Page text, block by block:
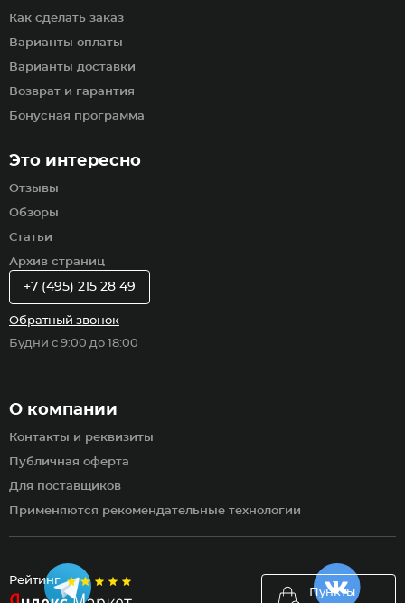
Рейтинг
Пункты
Как сделать заказ
Варианты оплаты
Варианты доставки
Возврат и гарантия
Бонусная программа
Это интересно
Отзывы
Обзоры
Статьи
Архив страниц
О компании
Контакты и реквизиты
Публичная оферта
Для поставщиков
Применяются рекомендательные технологии
+7 (495) 215 28 49
Обратный звонок
Будни с 9:00 до 18:00